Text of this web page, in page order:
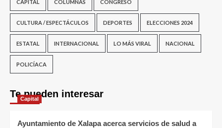
CAPITAL COLUMNAS CONGRESO
CULTURA / ESPECTÁCULOS DEPORTES ELECCIONES 2024
ESTATAL INTERNACIONAL LO MÁS VIRAL NACIONAL
POLICÍACA
Te pueden interesar
Capital
Ayuntamiento de Xalapa acerca servicios de salud a